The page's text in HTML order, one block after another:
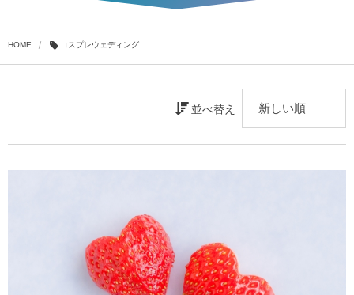
HOME コスプレウェディング
並べ替え